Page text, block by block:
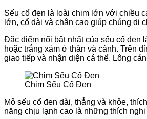
Sếu cổ đen là loài chim lớn với chiều
lớn, cổ dài và chân cao giúp chúng di
Đặc điểm nổi bật nhất của sếu cổ đen
hoặc trắng xám ở thân và cánh. Trên
giao tiếp và nhận diện cá thể. Lông
Chim Sếu Cổ Đen
Mỏ sếu cổ đen dài, thẳng và khỏe,
năng chịu lạnh cao là những thích